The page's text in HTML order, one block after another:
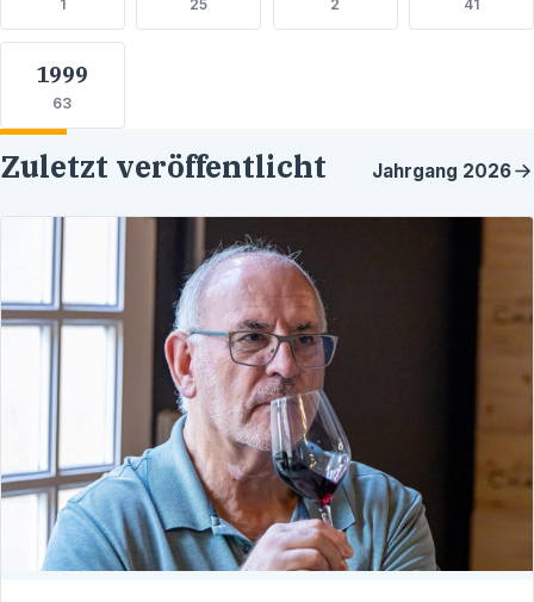
1 25 2 41
1999
63
Zuletzt veröffentlicht Jahrgang 2026